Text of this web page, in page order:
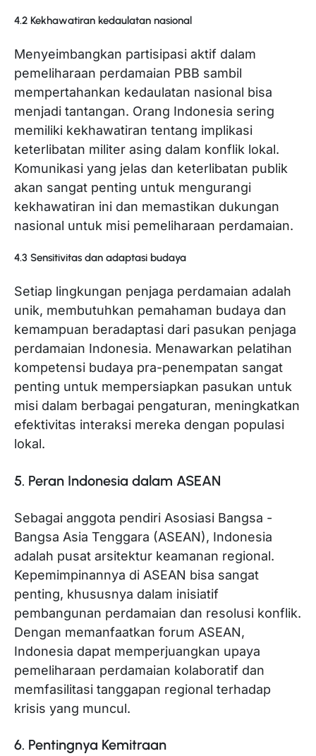
4.2 Kekhawatiran kedaulatan nasional
Menyeimbangkan partisipasi aktif dalam
pemeliharaan perdamaian PBB sambil
mempertahankan kedaulatan nasional bisa
menjadi tantangan. Orang Indonesia sering
memiliki kekhawatiran tentang implikasi
keterlibatan militer asing dalam konflik lokal.
Komunikasi yang jelas dan keterlibatan publik
akan sangat penting untuk mengurangi
kekhawatiran ini dan memastikan dukungan
nasional untuk misi pemeliharaan perdamaian.
4.3 Sensitivitas dan adaptasi budaya
Setiap lingkungan penjaga perdamaian adalah
unik, membutuhkan pemahaman budaya dan
kemampuan beradaptasi dari pasukan penjaga
perdamaian Indonesia. Menawarkan pelatihan
kompetensi budaya pra-penempatan sangat
penting untuk mempersiapkan pasukan untuk
misi dalam berbagai pengaturan, meningkatkan
efektivitas interaksi mereka dengan populasi
lokal.
5. Peran Indonesia dalam ASEAN
Sebagai anggota pendiri Asosiasi Bangsa -
Bangsa Asia Tenggara (ASEAN), Indonesia
adalah pusat arsitektur keamanan regional.
Kepemimpinannya di ASEAN bisa sangat
penting, khususnya dalam inisiatif
pembangunan perdamaian dan resolusi konflik.
Dengan memanfaatkan forum ASEAN,
Indonesia dapat memperjuangkan upaya
pemeliharaan perdamaian kolaboratif dan
memfasilitasi tanggapan regional terhadap
krisis yang muncul.
6. Pentingnya Kemitraan